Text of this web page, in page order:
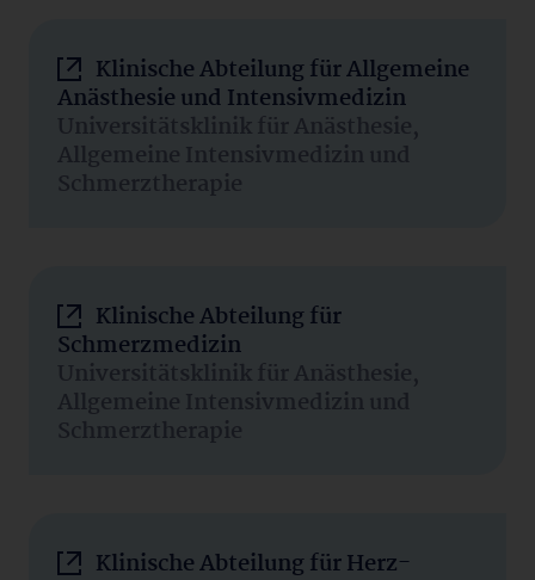
Klinische Abteilung für Allgemeine
Anästhesie und Intensivmedizin
Universitätsklinik für Anästhesie,
Allgemeine Intensivmedizin und
Schmerztherapie
Klinische Abteilung für
Schmerzmedizin
Universitätsklinik für Anästhesie,
Allgemeine Intensivmedizin und
Schmerztherapie
Klinische Abteilung für Herz-